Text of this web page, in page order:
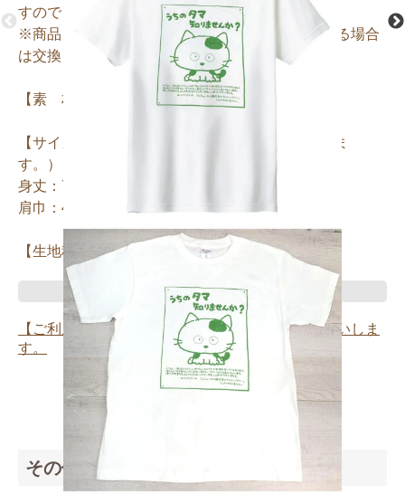
すのでご注意ください。
※商品を着用されたり、袋から出してしまっている場合
は交換・返品は承れません。
【素 材】 綿100％
【サイズ】Mサイズ（ユニセックスサイズとなりま
す。）
身丈：70cm 身巾：52cm
肩巾：47cm 袖丈：20cm
【生地種類】天竺 5.6オンス
SOLD OUT
【ご利用・返品規約】ご注文前に必ずご確認お願いしま
す。
その他の詳細情報